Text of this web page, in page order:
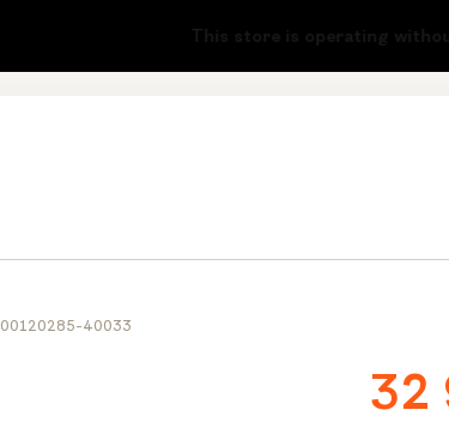
This store is operating without a
40033
32